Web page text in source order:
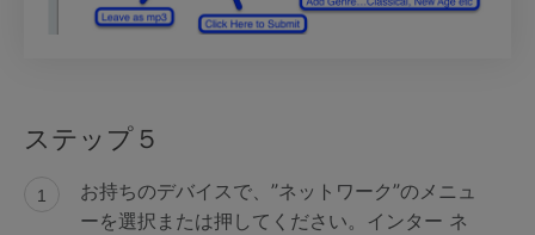
ステップ５
お持ちのデバイスで、”ネットワーク”のメニュ
ーを選択または押してください。インター ネ